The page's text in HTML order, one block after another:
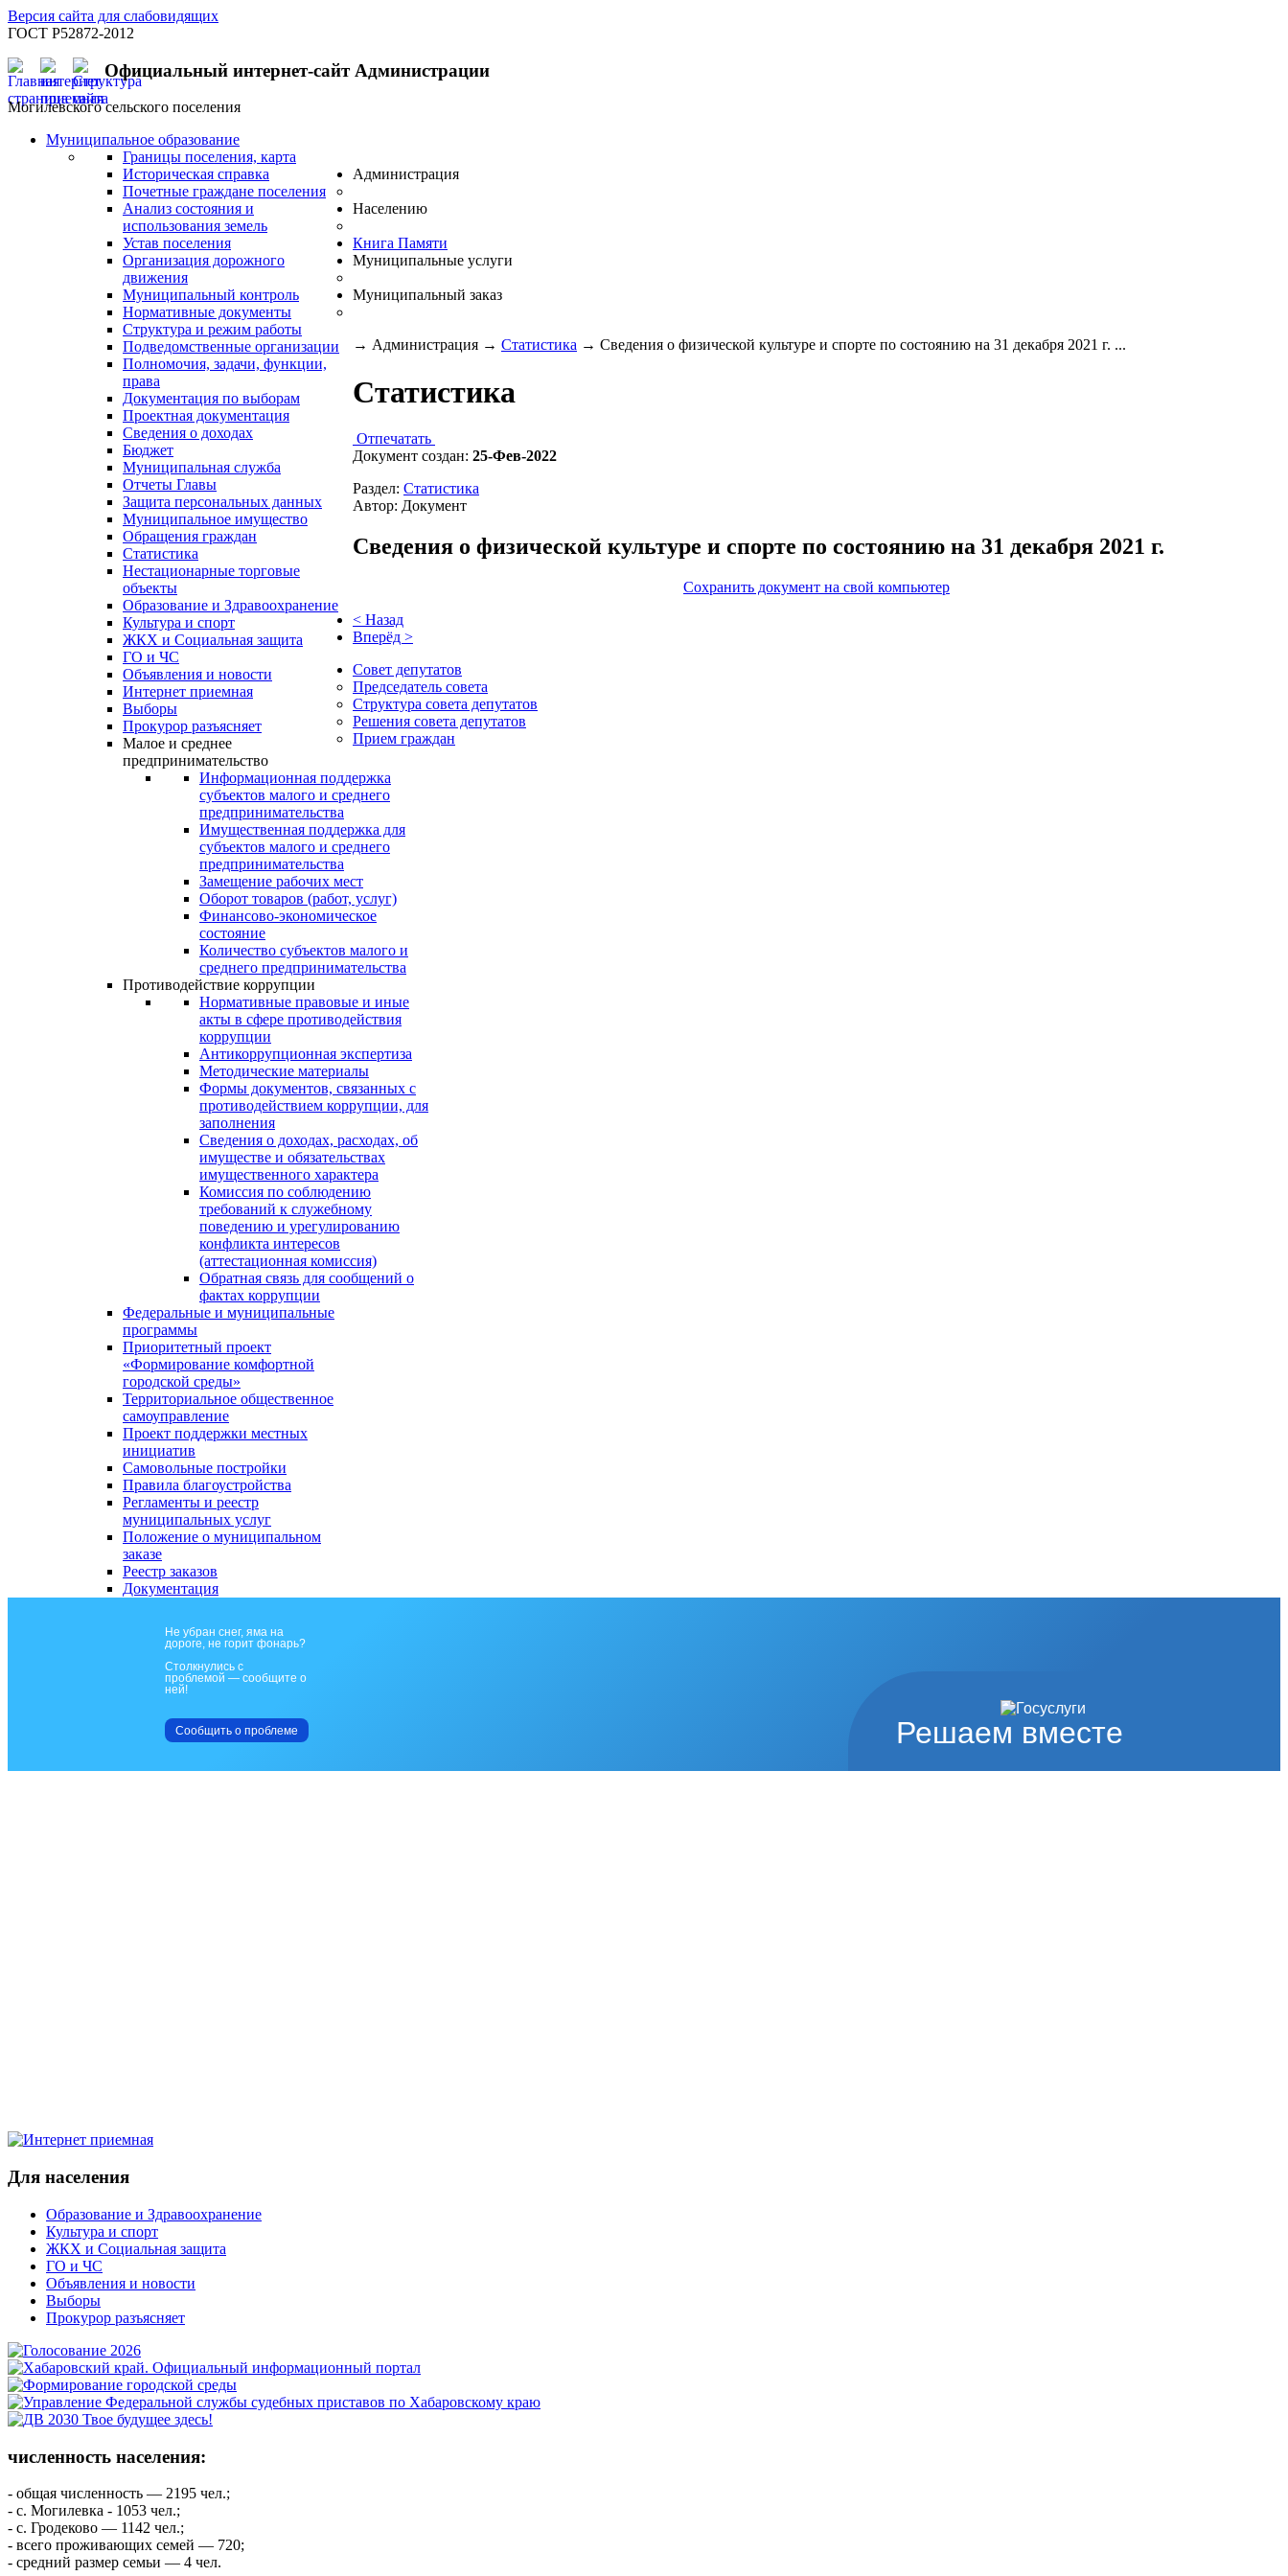
Версия сайта для слабовидящих
ГОСТ Р52872-2012
Официальный интернет-сайт Администрации
Могилевского сельского поселения
Муниципальное образование
Границы поселения, карта
Историческая справка
Почетные граждане поселения
Анализ состояния и
использования земель
Устав поселения
Организация дорожного
движения
Муниципальный контроль
Администрация
Нормативные документы
Структура и режим работы
Подведомственные организации
Полномочия, задачи, функции,
права
Документация по выборам
Проектная документация
Сведения о доходах
Бюджет
Муниципальная служба
Отчеты Главы
Защита персональных данных
Муниципальное имущество
Обращения граждан
Статистика
Нестационарные торговые
объекты
Населению
Образование и Здравоохранение
Культура и спорт
ЖКХ и Социальная защита
ГО и ЧС
Объявления и новости
Интернет приемная
Выборы
Прокурор разъясняет
Малое и среднее
предпринимательство
Информационная поддержка
субъектов малого и среднего
предпринимательства
Имущественная поддержка для
субъектов малого и среднего
предпринимательства
Замещение рабочих мест
Оборот товаров (работ, услуг)
Финансово-экономическое
состояние
Количество субъектов малого и
среднего предпринимательства
Противодействие коррупции
Нормативные правовые и иные
акты в сфере противодействия
коррупции
Антикоррупционная экспертиза
Методические материалы
Формы документов, связанных с
противодействием коррупции, для
заполнения
Сведения о доходах, расходах, об
имуществе и обязательствах
имущественного характера
Комиссия по соблюдению
требований к служебному
поведению и урегулированию
конфликта интересов
(аттестационная комиссия)
Обратная связь для сообщений о
фактах коррупции
Федеральные и муниципальные
программы
Приоритетный проект
«Формирование комфортной
городской среды»
Территориальное общественное
самоуправление
Проект поддержки местных
инициатив
Самовольные постройки
Правила благоустройства
Книга Памяти
Муниципальные услуги
Регламенты и реестр
муниципальных услуг
Муниципальный заказ
Положение о муниципальном
заказе
Реестр заказов
Документация
→ Администрация → Статистика → Сведения о физической культуре и спорте по состоянию на 31 декабря 2021 г. ...
Статистика
Отпечатать
Документ создан: 25-Фев-2022
Раздел: Статистика
Автор: Документ
Сведения о физической культуре и спорте по состоянию на 31 декабря 2021 г.
Сохранить документ на свой компьютер
< Назад
Вперёд >
Совет депутатов
Председатель совета
Структура совета депутатов
Решения совета депутатов
Прием граждан
Решаем вместе
Не убран снег, яма на
дороге, не горит фонарь?
Столкнулись с
проблемой — сообщите о
ней!
Сообщить о проблеме
Для населения
Образование и Здравоохранение
Культура и спорт
ЖКХ и Социальная защита
ГО и ЧС
Объявления и новости
Выборы
Прокурор разъясняет
численность населения:
- общая численность — 2195 чел.;
- с. Могилевка - 1053 чел.;
- с. Гродеково — 1142 чел.;
- всего проживающих семей — 720;
- средний размер семьи — 4 чел.